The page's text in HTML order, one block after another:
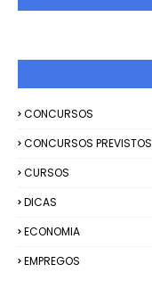
CONCURSOS
CONCURSOS PREVISTOS
CURSOS
DICAS
ECONOMIA
EMPREGOS